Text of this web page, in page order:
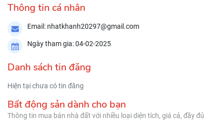
Thông tin cá nhân
Email: nhatkhanh20297@gmail.com
Ngày tham gia: 04-02-2025
Danh sách tin đăng
Hiện tại chưa có tin đăng
Bất động sản dành cho bạn
Thông tin mua bán nhà đất với nhiều loại diện tích, giá cả, đầy đủ